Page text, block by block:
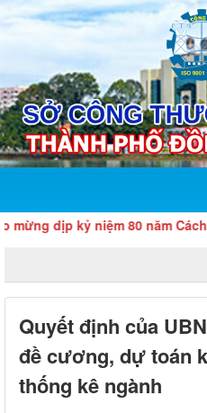
dịp kỷ niệm 80 năm Cách
Quyết định của
đề cương, dự toán
thống kê ngành